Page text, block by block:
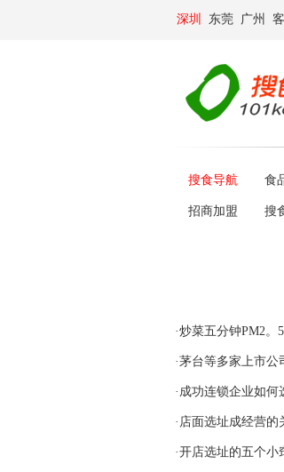
深圳 东莞 广州
搜食导航 食
招商加盟 搜
·炒菜五分钟PM2。
·茅台等多家上市
·成功连锁企业如何
·店面选址成经营的
·开店选址的五个小